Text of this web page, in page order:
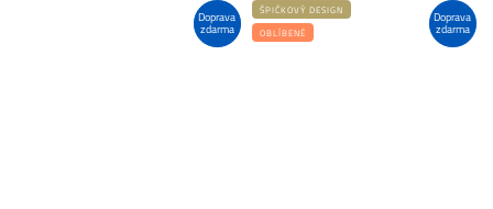
Doprava
zdarma
Doprava
zdarma
ŠPIČKOVÝ DESIGN
OBLÍBENÉ